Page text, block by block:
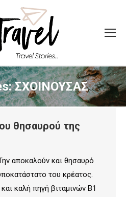
ΣΧΟΙΝΟΥΣΑΣ
θησαυρού της
αποκαλούν και θησαυρό
του κρέατος.
καλή πηγή βιταμινών Β1